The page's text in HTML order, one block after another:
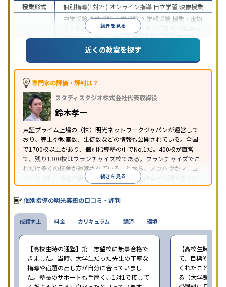
続きを見る
授業形式
個別指導(1対2~) オンライン指導 自立学習 映像授業
中学受験高校受験大学受験 医学部受験 授業・定期
テスト対策
内申点対策 学習習慣の定着
(旧AO)対策推薦入試対策学校別特化対策国公立大
私大対策共通テスト対策
英語・英会話特化
対策その他科目別特化対策
特徴
中高一貫校生に対応
の振替可能
を利用オンライン対応1科目から受講可能
習のみの受講可
り
※2023年3月調査。小学校高学年の個別指導塾アンケート調査方法を参
近くの教室を探す
専門家の評価・評判は？
スタディスタジオ株式会社代表取締役
鈴木孝一
東証プライム上場の（株）明光ネットワークジャパンが運営して
おり、売上や教室数、生徒数などの情報も公開されている。全国
で1700校以上があり、個別指導塾の中でNo.1だ。400校が直営
で、残り1300校はフランチャイズ校である。フランチャイズでこ
れだけ多くの校舎が運営されていることから、ノウハウがマニュ
アル化され、特定の優秀な人材に依存しない教育が実現できてい
ることが推測される。
続きを見る
個別指導の明光義塾の口コミ・評判
成績向上
【高校生時の通塾】第一志望校に無事合格で
きました。当時、大学生だった先生の丁寧な
指導や宿題の出し方が自分に合っていまし
た。塾長のサポートも手厚く、1対1で接して
【高校生時の通
て、目標や勉強
くれたことが、
る（大学受験で
料金 カリキュラム 講師 環境